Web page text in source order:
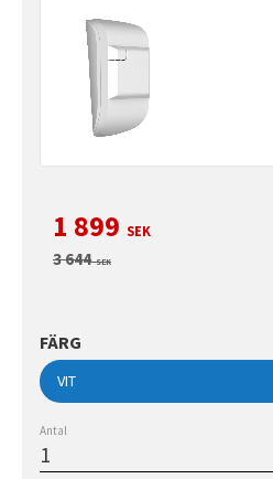
Nedsatt pris:
1 899 SEK
Ordinarie pris:
3 644SEK
FÄRG
Antal